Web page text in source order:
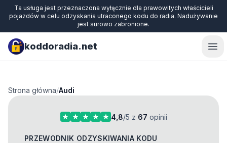
Ta usługa jest przeznaczona wyłącznie dla prawowitych właścicieli
pojazdów w celu odzyskania utraconego kodu do radia. Nadużywanie
jest surowo zabronione.
koddoradia.net
Strona główna/Audi
4,8/5 z 67 opinii
PRZEWODNIK ODZYSKIWANIA KODU